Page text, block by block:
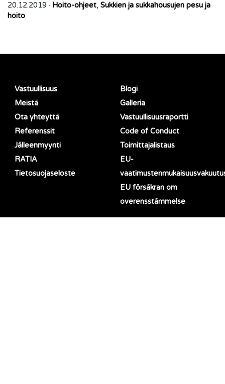
20.12.2019 · Hoito-ohjeet, Sukkien ja sukkahousujen pesu ja
hoito
Vastuullisuus
Meistä
Ota yhteyttä
Referenssit
Jälleenmyynti
RATIA
Tietosuojaseloste
Blogi
Galleria
Vastuullisuusraportti
Code of Conduct
Toimittajalistaus
EU-
EU försäkran om
overensstämmelse